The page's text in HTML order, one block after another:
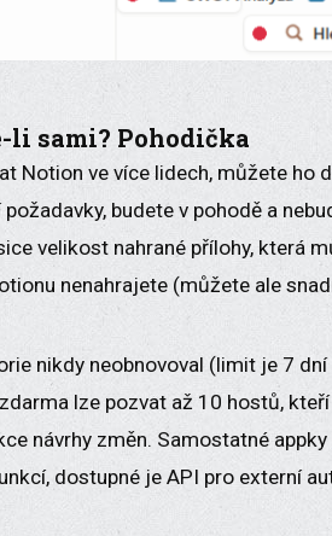
li sami? Pohodička
Notion ve více lidech, můžete ho
budete v pohodě a
velikost nahrané přílohy, která
nenahrajete (můžete ale
nikdy neobnovoval (limit je 7
lze pozvat až 10 hostů,
návrhy změn. Samostatné appky
dostupné je API pro externí